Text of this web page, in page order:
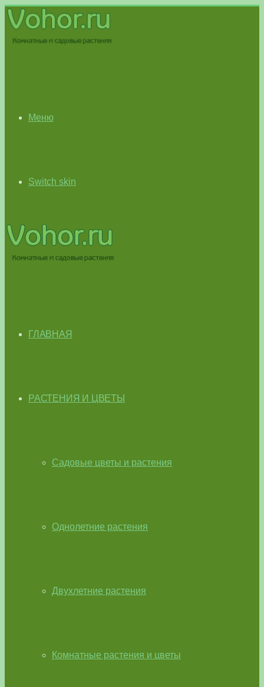
Меню
Switch skin
ГЛАВНАЯ
РАСТЕНИЯ И ЦВЕТЫ
Садовые цветы и растения
Однолетние растения
Двухлетние растения
Комнатные растения и цветы